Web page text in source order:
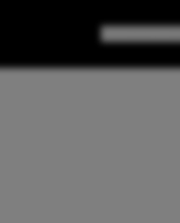
GAMES GEAR